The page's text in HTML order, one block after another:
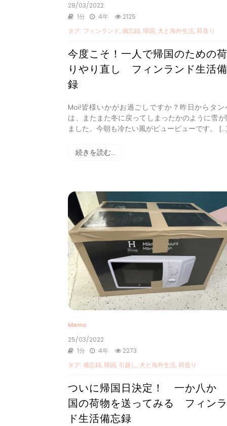
28/03/2022
1分
4年
2125
タグ: フィンランド,備忘録, 帰国, 犬と海外生活,荷造り
今度こそ！一人で帰国のための
りやり直し フィンランド生活
録
Moi!皆様いかがお過ごしですか？昨日からタン
は、またまた冬に戻ってしまったかのように雪が
ました。今朝も冷たい風がピューピューです。
続きを読む…
Memo
25/03/2022
1分
4年
2273
タグ:備忘録, 帰国, 引越し, 犬と海外生活,荷造り
ついに帰国日決定！ 一か八か
国の荷物を送ってみる フィン
ド生活備忘録